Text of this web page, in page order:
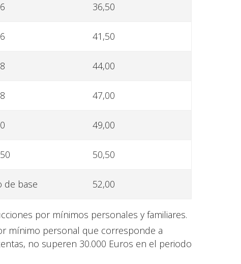
36,50
41,50
44,00
47,00
49,00
50,50
de base 52,00
por mínimos personales y familiares.
mínimo personal que corresponde a
no superen 30.000 Euros en el periodo